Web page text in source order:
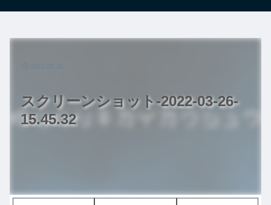
スクリーンショット-2022-03-26-
15.45.32